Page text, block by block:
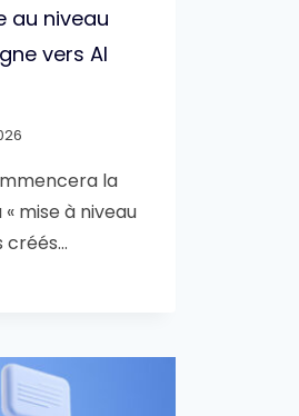
au niveau
vers AI
la
mise à niveau
créés…